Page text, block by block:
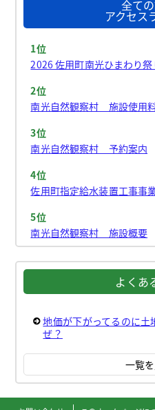
全て
アクセス
1位
2026 佐用町南光ひまわり祭
2位
南光自然観察村 施設使用
3位
南光自然観察村 予約案内
4位
佐用町指定給水装置工事事
5位
南光自然観察村 施設概要
よくあ
地価が下がってるのに
ぜ？
一覧